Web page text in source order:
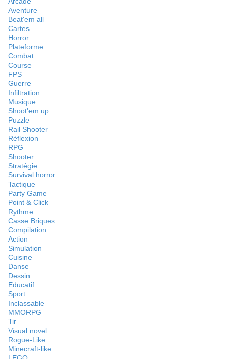
Aventure
Beat'em all
Cartes
Horror
Plateforme
Combat
Course
FPS
Guerre
Infiltration
Musique
Shoot'em up
Puzzle
Rail Shooter
Réflexion
RPG
Shooter
Stratégie
Survival horror
Tactique
Party Game
Point & Click
Rythme
Casse Briques
Compilation
Action
Simulation
Cuisine
Danse
Dessin
Educatif
Sport
Inclassable
MMORPG
Tir
Visual novel
Rogue-Like
Minecraft-like